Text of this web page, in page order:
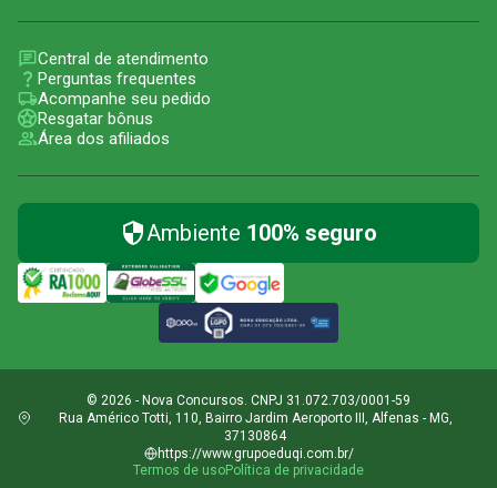
Central de atendimento
Perguntas frequentes
Acompanhe seu pedido
Resgatar bônus
Área dos afiliados
Ambiente 100% seguro
© 2026 - Nova Concursos. CNPJ 31.072.703/0001-59
Rua Américo Totti, 110, Bairro Jardim Aeroporto III, Alfenas - MG,
37130864
https://www.grupoeduqi.com.br/
Termos de usoPolítica de privacidade